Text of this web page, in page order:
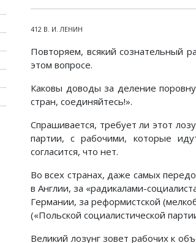
412 В. И. ЛЕНИН
Повторяем, всякий сознательный
этом вопросе.
Каковы доводы за деление
стран, соединяйтесь!».
Спрашивается, требует ли этот
партии, с рабочими, которые
согласится, что нет.
Во всех странах, даже самых
в Англии, за «радикалами-
Германии, за реформистской
(«Польской социалистической
Великий лозунг зовет рабочих к